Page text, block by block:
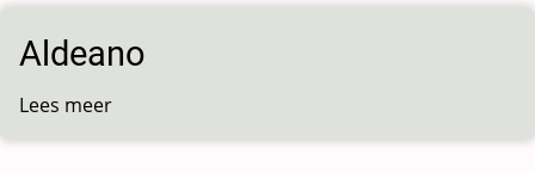
Aldeano
Lees meer